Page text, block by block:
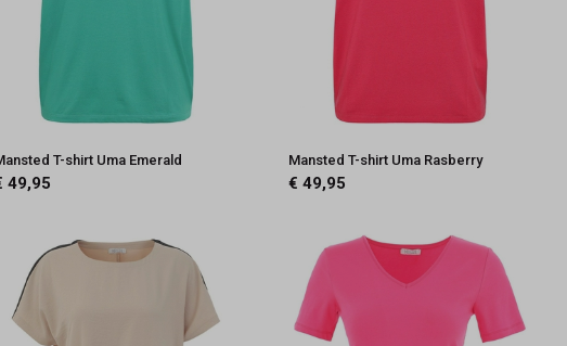
T-shirt Uma Emerald
49,95
Mansted T-shirt Uma Rasberry
€ 49,95